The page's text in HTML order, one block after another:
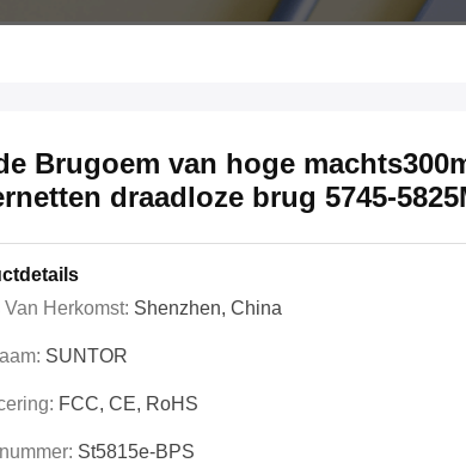
Brugoem van hoge
draadloze brug 5745-
Van Herkomst: Shenzhen, China
SUNTOR
FCC, CE, RoHS
St5815e-BPS